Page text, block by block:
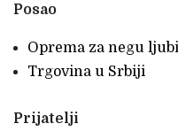
Posao
Oprema za negu
Trgovina u Srbiji
Prijatelji